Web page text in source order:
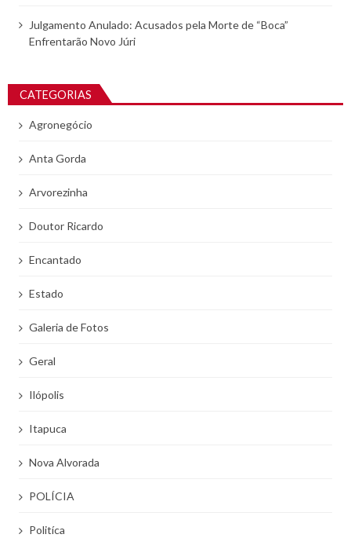
Julgamento Anulado: Acusados pela Morte de “Boca”
Enfrentarão Novo Júri
CATEGORIAS
Agronegócio
Anta Gorda
Arvorezinha
Doutor Ricardo
Encantado
Estado
Galeria de Fotos
Geral
Ilópolis
Itapuca
Nova Alvorada
POLÍCIA
Politíca